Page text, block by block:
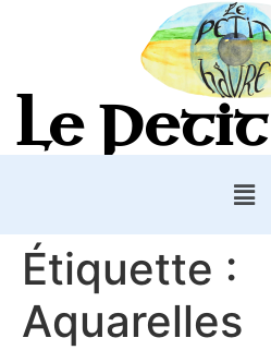
Le
Étiquette :
Aquarelles